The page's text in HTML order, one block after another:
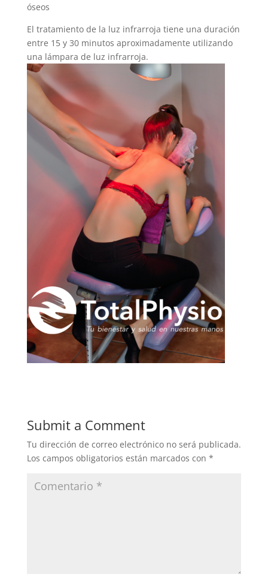
óseos
El tratamiento de la luz infrarroja tiene una duración
entre 15 y 30 minutos aproximadamente utilizando
una lámpara de luz infrarroja.
Submit a Comment
Tu dirección de correo electrónico no será publicada.
Los campos obligatorios están marcados con *